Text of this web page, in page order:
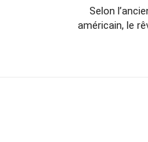
Selon
américain, le